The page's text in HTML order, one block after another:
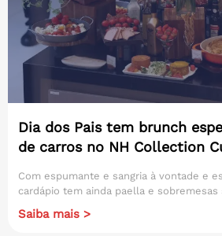
Dia dos Pais tem brunch
de carros no NH Collection
Com espumante e sangria à vontade e
cardápio tem ainda paella e sobremesas
Saiba mais >